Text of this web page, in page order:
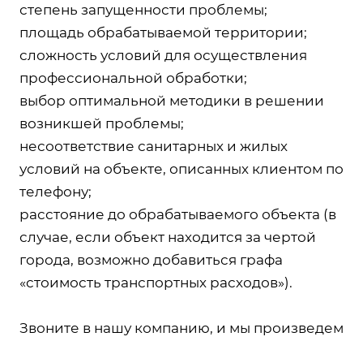
степень запущенности проблемы;
площадь обрабатываемой территории;
сложность условий для осуществления
профессиональной обработки;
выбор оптимальной методики в решении
возникшей проблемы;
несоответствие санитарных и жилых
условий на объекте, описанных клиентом по
телефону;
расстояние до обрабатываемого объекта (в
случае, если объект находится за чертой
города, возможно добавиться графа
«стоимость транспортных расходов»).
Звоните в нашу компанию, и мы произведем